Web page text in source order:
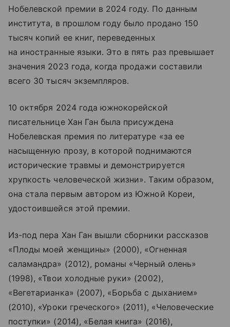
Нобелевской премии в 2024 году. По данным
института, в прошлом году было продано 150
тысяч копий ее книг, переведенных
на иностранные языки. Это в пять раз превышает
значения 2023 года, когда продажи составили
всего 30 тысяч экземпляров.
10 октября 2024 года южнокорейской
писательнице Хан Ган была присуждена
Нобелевская премия по литературе «за ее
насыщенную прозу, в которой поднимаются
исторические травмы и демонстрируется
хрупкость человеческой жизни». Таким образом,
она стала первым автором из Южной Кореи,
удостоившейся этой премии.
Из-под пера Хан Ган вышли сборники рассказов
«Плоды моей женщины» (2000), «Огненная
саламандра» (2012), романы «Черный олень»
(1998), «Твои холодные руки» (2002),
«Вегетарианка» (2007), «Борьба с дыханием»
(2010), «Уроки греческого» (2011), «Человеческие
поступки» (2014), «Белая книга» (2016),